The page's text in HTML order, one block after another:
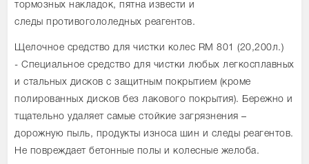
тормозных накладок, пятна извести и
следы противогололедных реагентов.
Щелочное средство для чистки колес RM 801 (20,200л.)
- Специальное средство для чистки любых легкосплавных
и стальных дисков с защитным покрытием (кроме
полированных дисков без лакового покрытия). Бережно и
тщательно удаляет самые стойкие загрязнения –
дорожную пыль, продукты износа шин и следы реагентов.
Не повреждает бетонные полы и колесные желоба.